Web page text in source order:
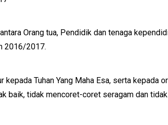
Orang tua, Pendidik dan tenaga
2016/2017.
Tuhan Yang Maha Esa, serta kepada
baik, tidak mencoret-coret seragam dan